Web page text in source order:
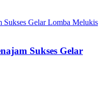
Sukses Gelar